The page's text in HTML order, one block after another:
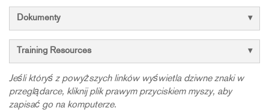
Dokumenty
Training Resources
Jeśli któryś z powyższych linków wyświetla dziwne znaki w
przeglądarce, kliknij plik prawym przyciskiem myszy, aby
zapisać go na komputerze.